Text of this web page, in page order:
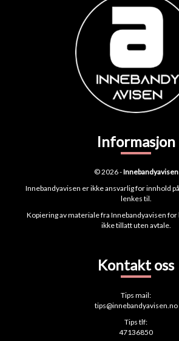
Informasjon
© 2026 -Innebandyavisen
Innebandyavisen er ikke ansvarlig for innhold
lenkes til.
Kopiering av materiale fra Innebandyavisen
ikke tillatt uten avtale.
Kontakt oss
Tips mail:
tips@innebandyavisen.no
Tips tlf:
47136850